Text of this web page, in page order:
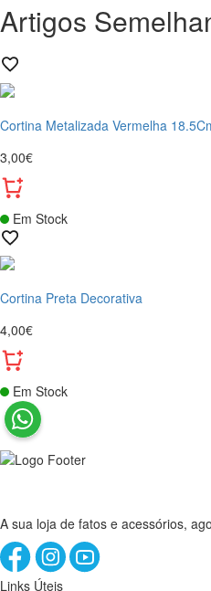
Artigos
Cortina Metalizada Vermelha
3,00€
Em Stock
Cortina Preta Decorativa
4,00€
Em Stock
A sua loja de fatos e acessórios,
Links Úteis